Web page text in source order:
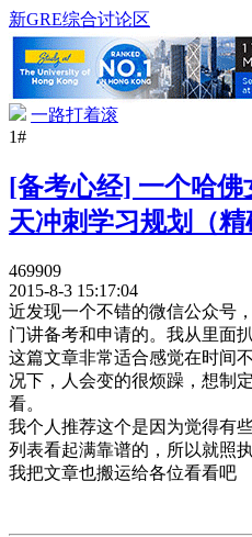
新GRE综合讨论区
一路打着滚
1#
[备考心经] 一个哈佛
天冲刺学习规划（精
469909
2015-8-3 15:17:04
近发现一个不错的微信公众号
门讲备考和申请的。我从里面
这篇文章非常适合感觉在时间
况下，人会变的很烦躁，想制
看。
我个人推荐这个是因为觉得有
列表看起满靠谱的，所以就照
我把文章也搬运给各位看看吧